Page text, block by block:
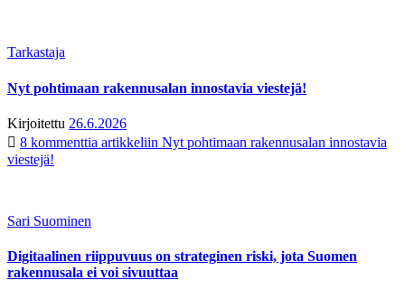
Tarkastaja
Nyt pohtimaan rakennusalan innostavia viestejä!
Kirjoitettu 26.6.2026
8 kommenttia artikkeliin Nyt pohtimaan rakennusalan innostavia
viestejä!
Sari Suominen
Digitaalinen riippuvuus on strateginen riski, jota Suomen
rakennusala ei voi sivuuttaa